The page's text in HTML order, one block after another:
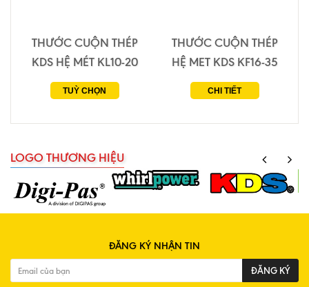
THƯỚC CUỘN THÉP
KDS HỆ MÉT KL10-20
TUỲ CHỌN
THƯỚC CUỘN THÉP
HỆ MET KDS KF16-35
CHI TIẾT
LOGO THƯƠNG HIỆU
ĐĂNG KÝ NHẬN TIN
ĐĂNG KÝ